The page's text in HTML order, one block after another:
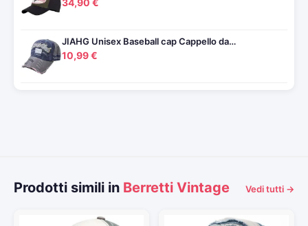
34,90 €
JIAHG Unisex Baseball cap Cappello da…
10,99 €
Prodotti simili in Berretti Vintage Vedi tutti →